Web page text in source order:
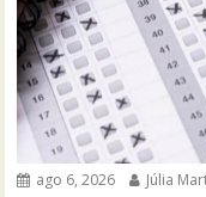
ago 6, 2026 Júlia